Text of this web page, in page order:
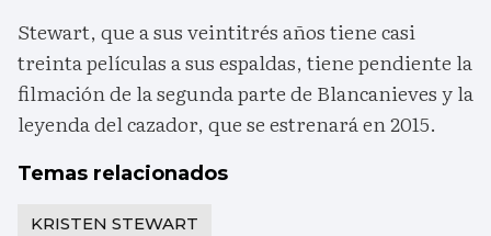
Stewart, que a sus veintitrés años tiene casi
treinta películas a sus espaldas, tiene pendiente la
filmación de la segunda parte de Blancanieves y la
leyenda del cazador, que se estrenará en 2015.
Temas relacionados
KRISTEN STEWART